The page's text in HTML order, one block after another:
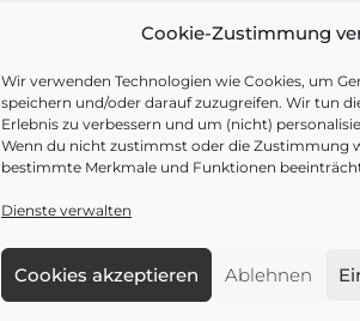
Cookie-Zustimmung
Wir verwenden Technologien wie Cookies, um
speichern und/oder darauf zuzugreifen. Wir tun
Erlebnis zu verbessern und um (nicht)
Wenn du nicht zustimmst oder die Zustimmung
bestimmte Merkmale und Funktionen
Dienste verwalten
Cookies akzeptieren Ablehnen